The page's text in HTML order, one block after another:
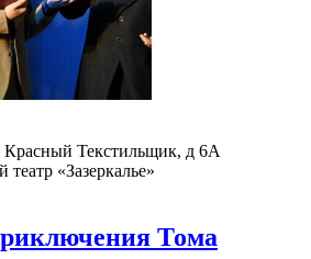
Красный Текстильщик, д 6А
«Зазеркалье»
Тома